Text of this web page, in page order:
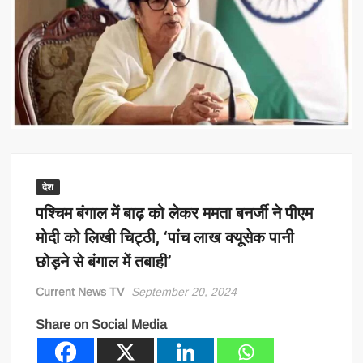
देश
पश्चिम बंगाल में बाढ़ को लेकर ममता बनर्जी ने पीएम
मोदी को लिखी चिट्ठी, ‘पांच लाख क्यूसेक पानी
छोड़ने से बंगाल में तबाही’
Current News TV September 20, 2024
Share on Social Media